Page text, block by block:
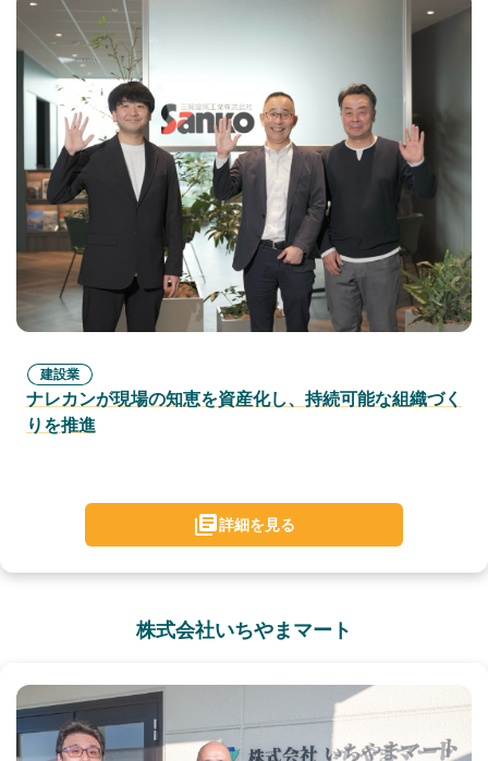
建設業
ナレカンが現場の知恵を資産化し、持続可能な組織づく
りを推進
詳細を見る
株式会社いちやまマート